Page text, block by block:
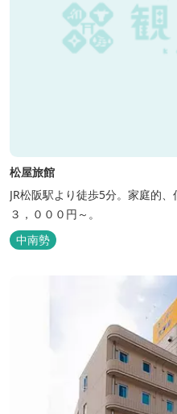
松屋旅館
JR松阪駅より徒歩5分。家庭的
３，０００円～。
中南勢